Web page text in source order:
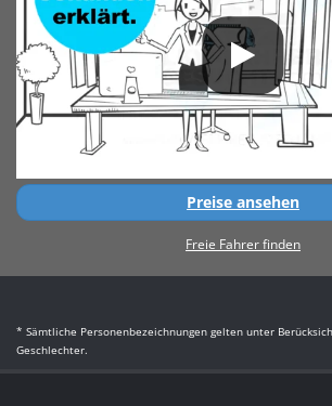
Preise ansehen
Freie Fahrer finden
* Sämtliche Personenbezeichnungen gelten unter
Geschlechter.